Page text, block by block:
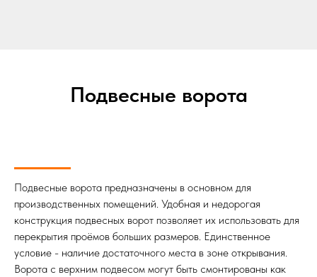
Подвесные ворота
Подвесные ворота предназначены в основном для
производственных помещений. Удобная и недорогая
конструкция подвесных ворот позволяет их использовать для
перекрытия проёмов больших размеров. Единственное
условие - наличие достаточного места в зоне открывания.
Ворота с верхним подвесом могут быть смонтированы как